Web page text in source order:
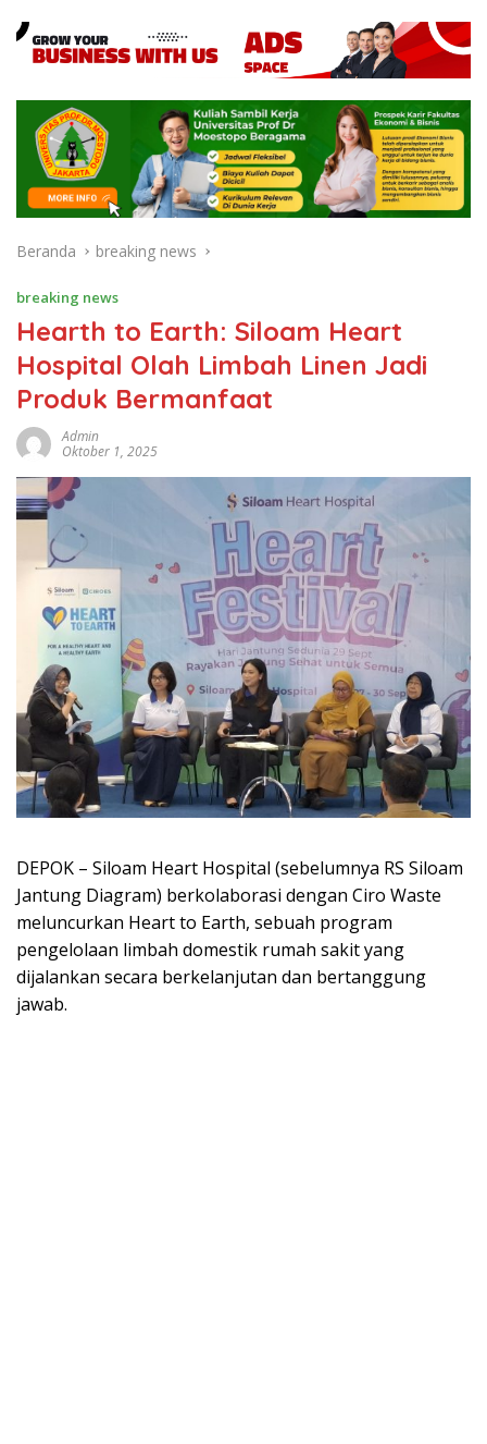
Beranda breaking news
breaking news
Hearth to Earth: Siloam Heart
Hospital Olah Limbah Linen Jadi
Produk Bermanfaat
Admin
Oktober 1, 2025
DEPOK – Siloam Heart Hospital (sebelumnya RS Siloam
Jantung Diagram) berkolaborasi dengan Ciro Waste
meluncurkan Heart to Earth, sebuah program
pengelolaan limbah domestik rumah sakit yang
dijalankan secara berkelanjutan dan bertanggung
jawab.